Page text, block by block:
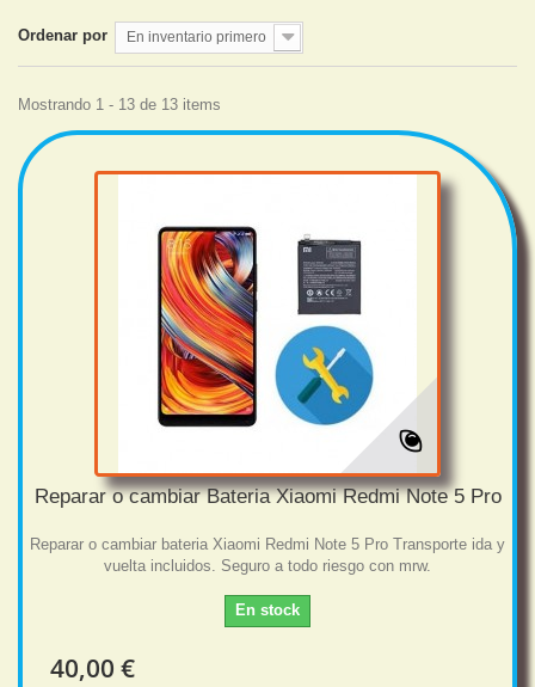
Ordenar por En inventario primero
Mostrando 1 - 13 de 13 items
Reparar o cambiar Bateria Xiaomi Redmi Note 5 Pro
Reparar o cambiar bateria Xiaomi Redmi Note 5 Pro Transporte ida y
vuelta incluidos. Seguro a todo riesgo con mrw.
En stock
40,00 €